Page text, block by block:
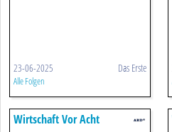
23-06-2025 Das Erste
Alle Folgen
Wirtschaft Vor Acht